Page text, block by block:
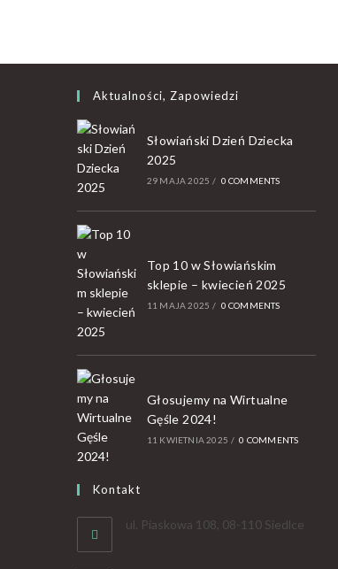
Aktualności, Zapowiedzi
Słowiański Dzień Dziecka
2025
29 MAJA 2025 / 0 COMMENTS
Top 10 w Słowiańskim
sklepie – kwiecień 2025
11 MAJA 2025 / 0 COMMENTS
Głosujemy na Wirtualne
Gęśle 2024!
11 KWIETNIA 2025 / 0 COMMENTS
Kontakt
ul. Piaskowa 108, 08-110 Siedlce